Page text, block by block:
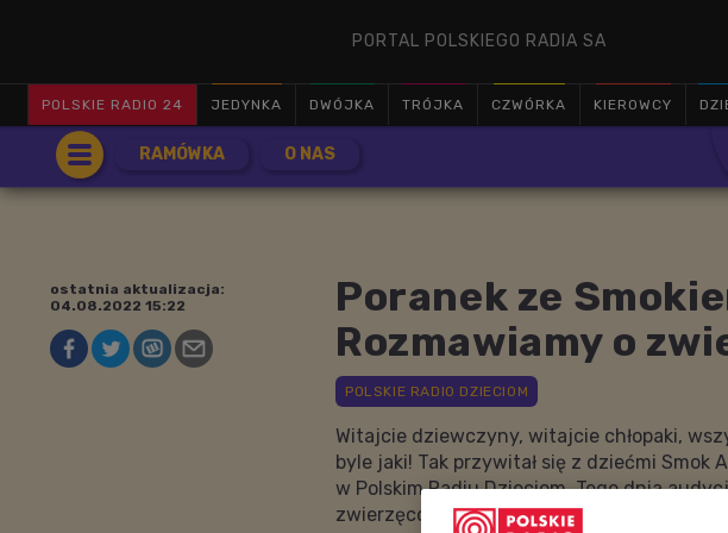
PORTAL POLSKIEGO RADIA SA
POLSKIE RADIO 24 JEDYNKA DWÓJKA TRÓJKA CZWÓRKA KIEROWCY
RAMÓWKA O NAS
Poranek ze
Rozmawiamy o
ostatnia aktualizacja:
04.08.2022 15:22
Witajcie dziewczyny, witajcie chłopaki,
byle jaki! Tak przywitał się z dziećmi Smok
w Polskim Radiu Dzieciom. Tego dnia
zwierzęco-smoczo-ludzkiej przyjaźni, do